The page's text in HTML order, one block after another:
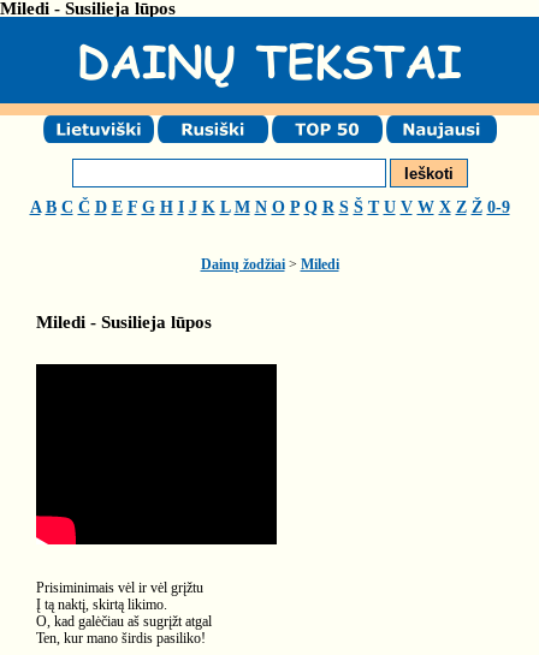
Miledi - Susilieja lūpos
A B C Č D E F G H I J K L M N O P Q R S Š T U V W X Z Ž 0-9
Dainų žodžiai> Miledi
Miledi - Susilieja lūpos
Prisiminimais vėl ir vėl grįžtu
Į tą naktį, skirtą likimo.
O, kad galėčiau aš sugrįžt atgal
Ten, kur mano širdis pasiliko!